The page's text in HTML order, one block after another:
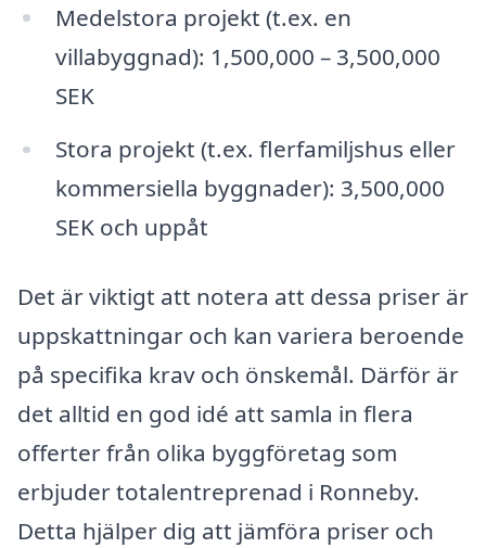
Medelstora projekt (t.ex. en
villabyggnad): 1,500,000 – 3,500,000
SEK
Stora projekt (t.ex. flerfamiljshus eller
kommersiella byggnader): 3,500,000
SEK och uppåt
Det är viktigt att notera att dessa priser är
uppskattningar och kan variera beroende
på specifika krav och önskemål. Därför är
det alltid en god idé att samla in flera
offerter från olika byggföretag som
erbjuder totalentreprenad i Ronneby.
Detta hjälper dig att jämföra priser och